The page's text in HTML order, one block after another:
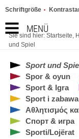
MENÜ
Schriftgröße
Sie sind hier: Startseite,
und Spiel
Sport und
Spor & oyun
Sport & Igra
Sport i zabawa
Αθλητισμός
Спорт & игра
Sporti/Lojërat